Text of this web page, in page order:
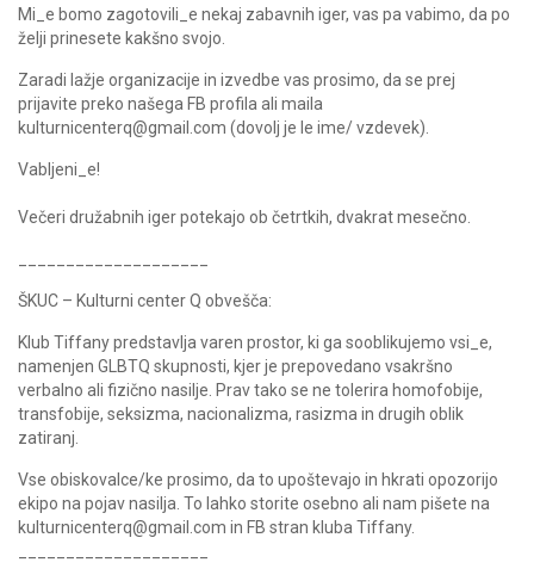
Mi_e bomo zagotovili_e nekaj zabavnih iger, vas pa vabimo, da po
želji prinesete kakšno svojo.
Zaradi lažje organizacije in izvedbe vas prosimo, da se prej
prijavite preko našega FB profila ali maila
kulturnicenterq@gmail.com (dovolj je le ime/ vzdevek).
Vabljeni_e!
Večeri družabnih iger potekajo ob četrtkih, dvakrat mesečno.
ŠKUC – Kulturni center Q obvešča:
Klub Tiffany predstavlja varen prostor, ki ga sooblikujemo vsi_e,
namenjen GLBTQ skupnosti, kjer je prepovedano vsakršno
verbalno ali fizično nasilje. Prav tako se ne tolerira homofobije,
transfobije, seksizma, nacionalizma, rasizma in drugih oblik
zatiranj.
Vse obiskovalce/ke prosimo, da to upoštevajo in hkrati opozorijo
ekipo na pojav nasilja. To lahko storite osebno ali nam pišete na
kulturnicenterq@gmail.com in FB stran kluba Tiffany.